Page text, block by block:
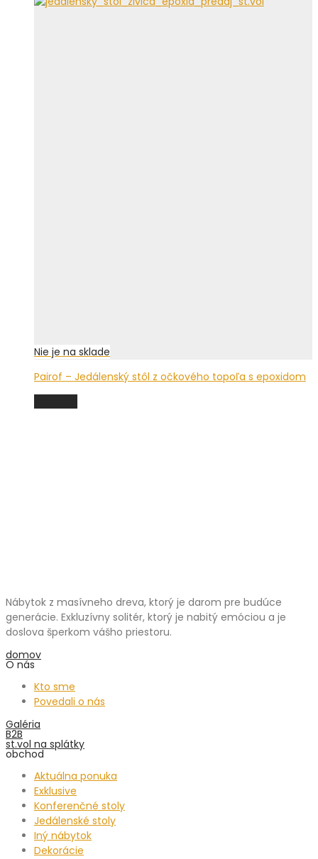
Pairof – Jedálenský stôl z očkového topoľa s epoxidom
Nábytok z masívneho dreva, ktorý je darom pre budúce
generácie. Exkluzívny solitér, ktorý je nabitý emóciou a je
doslova šperkom vášho priestoru.
domov
O nás
Kto sme
Povedali o nás
Galéria
B2B
st.vol na splátky
obchod
Aktuálna ponuka
Exklusive
Konferenčné stoly
Jedálenské stoly
Iný nábytok
Dekorácie